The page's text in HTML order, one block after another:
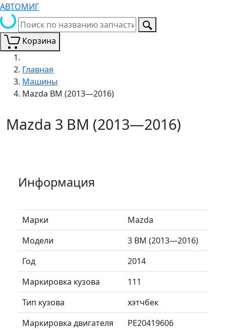
АВТОМИГ
Корзина
Главная
Машины
Mazda BM (2013—2016)
Mazda 3 BM (2013—2016)
Информация
Марки
Mazda
Модели
3 BM (2013—2016)
Год
2014
Маркировка кузова
111
Тип кузова
хэтчбек
Маркировка двигателя
PE20419606